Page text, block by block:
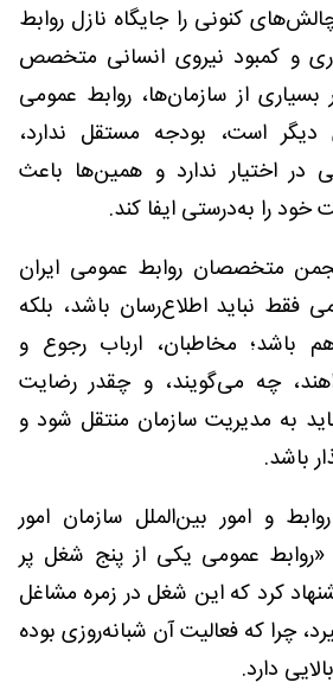
کنونی را جایگاه نازل روابط
و کمبود نیروی انسانی متخصص
از سازمان‌ها، روابط عمومی
دیگر است، بودجه مستقل ندارد،
در اختیار ندارد و همین‌ها باعث
خود را به‌درستی ایفا کند.
متخصصان روابط عمومی ایران
فقط نباید اطلاع‌رسان باشد، بلکه
باشد؛ مخاطبان، ارباب رجوع و
چه می‌گویند، و چقدر رضایت
به مدیریت سازمان منتقل شود و
باشد.
و امور بین‌الملل سازمان امور
«روابط عمومی یکی از پنج شغل پر
کرد که این شغل در زمره مشاغل
چرا که فعالیت آن شبانه‌روزی بوده
دارد.